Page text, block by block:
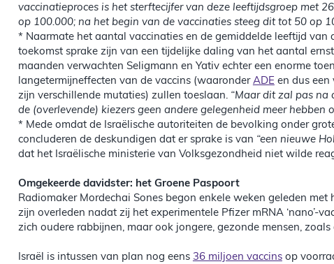
vaccinatieproces is het sterftecijfer van deze leeftijdsgroep met
op 100.000; na het begin van de vaccinaties steeg dit tot 50 op
* Naarmate het aantal vaccinaties en de gemiddelde leeftijd van
toekomst sprake zijn van een tijdelijke daling van het aantal
maanden verwachten Seligmann en Yativ echter een enorme
langetermijneffecten van de vaccins (waaronder ADE en dus een
zijn verschillende mutaties) zullen toeslaan. “Maar dit zal pas na
de (overlevende) kiezers geen andere gelegenheid meer
* Mede omdat de Israëlische autoriteiten de bevolking onder
concluderen de deskundigen dat er sprake is van “een nieuwe
dat het Israëlische ministerie van Volksgezondheid niet wilde
Omgekeerde davidster: het Groene Paspoort
Radiomaker Mordechai Sones begon enkele weken geleden
zijn overleden nadat zij het experimentele Pfizer mRNA ‘nano’-
zich oudere rabbijnen, maar ook jongere, gezonde mensen,
Israël is intussen van plan nog eens 36 miljoen vaccinsop